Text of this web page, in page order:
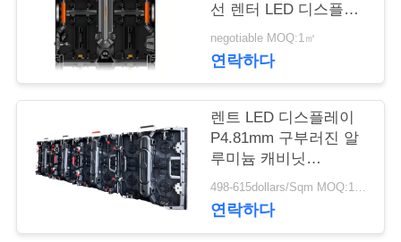
와
뉴
선 렌터 LED 디스플레
negotiable MOQ:1㎡
연락하다
렌트 LED 디스플레이
P4.81mm 구부러진 알
루미늄 캐비닛
500x500mm 야외 행사
용 빠른 조립
498-615dollars/Sqm MOQ:1 평방 미터
연락하다